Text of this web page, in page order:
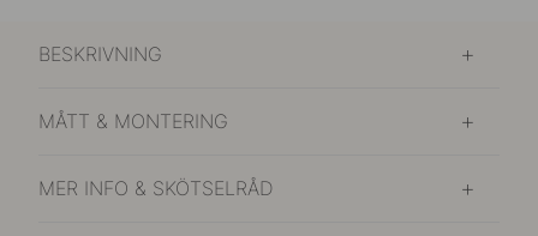
BESKRIVNING
MÅTT & MONTERING
MER INFO & SKÖTSELRÅD